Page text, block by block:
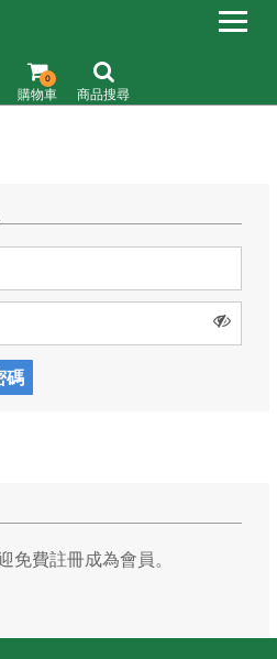
購物車
0
商品搜尋
碼
免費註冊成為會員。